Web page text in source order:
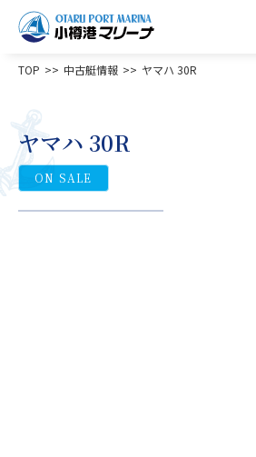
TOP 中古艇情報 ヤマハ 30R
ヤマハ 30R
ON SALE